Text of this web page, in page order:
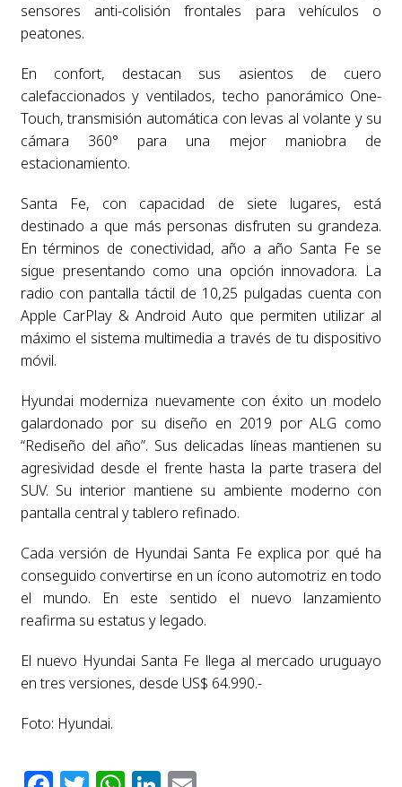
sensores anti-colisión frontales para vehículos o
peatones.
En confort, destacan sus asientos de cuero
calefaccionados y ventilados, techo panorámico One-
Touch, transmisión automática con levas al volante y su
cámara 360° para una mejor maniobra de
estacionamiento.
Santa Fe, con capacidad de siete lugares, está
destinado a que más personas disfruten su grandeza.
En términos de conectividad, año a año Santa Fe se
sigue presentando como una opción innovadora. La
radio con pantalla táctil de 10,25 pulgadas cuenta con
Apple CarPlay & Android Auto que permiten utilizar al
máximo el sistema multimedia a través de tu dispositivo
móvil.
Hyundai moderniza nuevamente con éxito un modelo
galardonado por su diseño en 2019 por ALG como
“Rediseño del año”. Sus delicadas líneas mantienen su
agresividad desde el frente hasta la parte trasera del
SUV. Su interior mantiene su ambiente moderno con
pantalla central y tablero refinado.
Cada versión de Hyundai Santa Fe explica por qué ha
conseguido convertirse en un ícono automotriz en todo
el mundo. En este sentido el nuevo lanzamiento
reafirma su estatus y legado.
El nuevo Hyundai Santa Fe llega al mercado uruguayo
en tres versiones, desde US$ 64.990.-
Foto: Hyundai.